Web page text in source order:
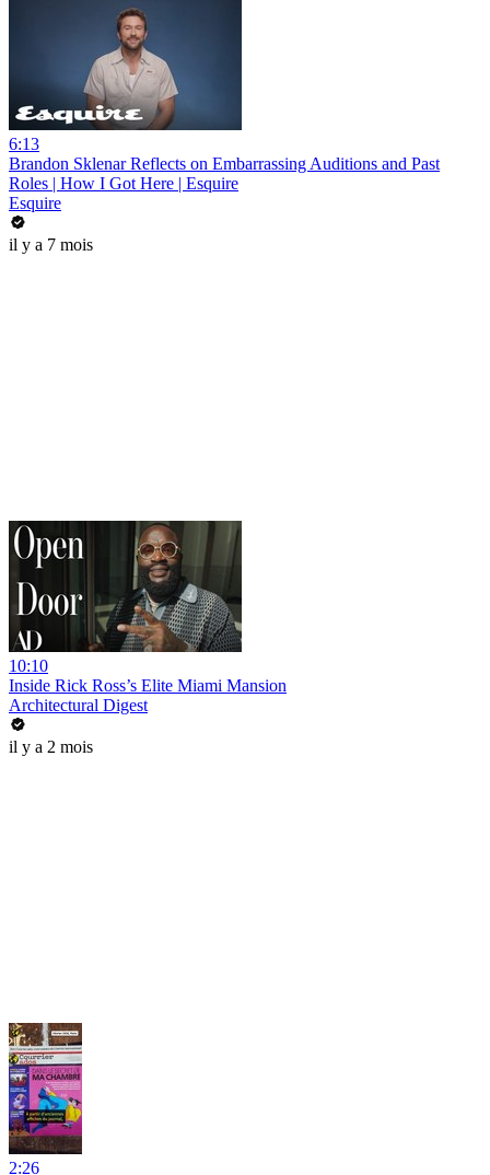
6:13
Brandon Sklenar Reflects on Embarrassing Auditions and Past
Roles | How I Got Here | Esquire
Esquire
il y a 7 mois
10:10
Inside Rick Ross’s Elite Miami Mansion
Architectural Digest
il y a 2 mois
2:26